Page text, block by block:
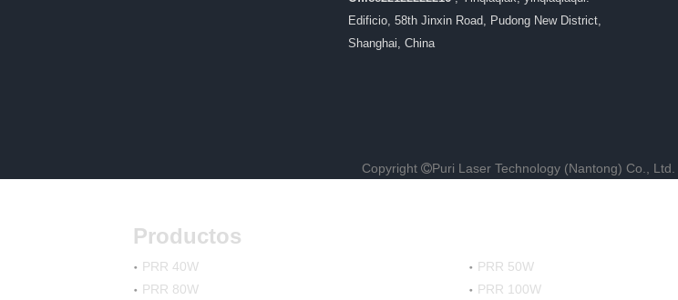
Edificio, 58th Jinxin Road, Pudong New District,
Shanghai, China
Copyright Puri Laser Technology (Nantong) Co., Ltd.
Productos
PRR 40W PRR 50W
PRR 80W
PRR 100W